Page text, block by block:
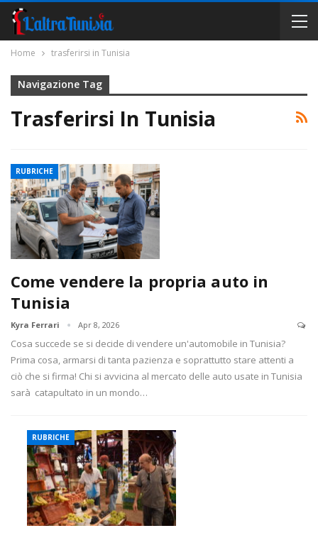
Home trasferirsi in Tunisia
Navigazione Tag
Trasferirsi In Tunisia
RUBRICHE
Come vendere la propria auto in
Tunisia
Kyra Ferrari Apr 8, 2026
Cosa succede se si decide di vendere un'automobile in Tunisia?
Prima cosa, armarsi di tanta pazienza e soprattutto stare attenti a
ciò che si firma! Chi si avvicina al mercato delle auto usate in Tunisia
sarà catapultato in un mondo…
RUBRICHE